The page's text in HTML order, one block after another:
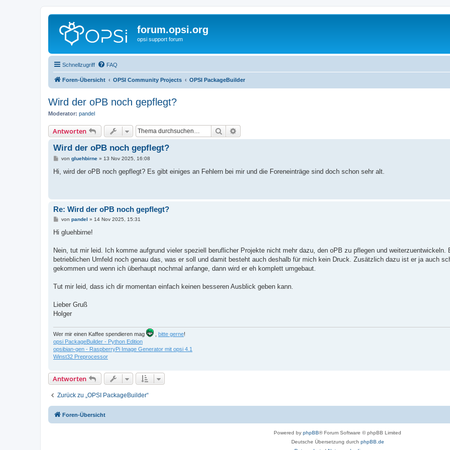
forum.opsi.org
opsi support forum
Schnellzugriff FAQ
Foren-Übersicht OPSI Community Projects OPSI PackageBuilder
Wird der oPB noch gepflegt?
Moderator: pandel
Antworten Suche
Wird der oPB noch gepflegt?
B
t
von gluehbirne» 13 Nov 2025, 16:08
Hi, wird der oPB noch gepflegt? Es gibt einiges an Fehlern bei mir und die Foreneinträge sind doch schon sehr alt.
Re: Wird der oPB noch gepflegt?
B
a
von pandel » 14 Nov 2025, 15:31
Hi gluehbirne!
Nein, tut mir leid. Ich komme aufgrund vieler speziell beruflicher Projekte nicht mehr dazu, den oPB zu pflegen und weiterzuentwickeln.
betrieblichen Umfeld noch genau das, was er soll und damit besteht auch deshalb für mich kein Druck. Zusätzlich dazu ist er ja auch
gekommen und wenn ich überhaupt nochmal anfange, dann wird er eh komplett umgebaut.
Tut mir leid, dass ich dir momentan einfach keinen besseren Ausblick geben kann.
Lieber Gruß
Holger
Wer mir einen Kaffee spendieren mag bitte gerne!
opsi PackageBuilder - Python Edition
opsibian-gen - RaspberryPi Image Generator mit opsi 4.1
Winst32 Preprocessor
Antworten
Zurück zu „OPSI PackageBuilder“
Foren-Übersicht
Powered by phpBB® Forum Software © phpBB Limited
Deutsche Übersetzung durch phpBB.de